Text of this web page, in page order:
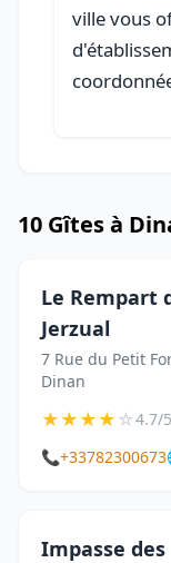
ville vous
10 Gîtes à
Le Rempart
Jerzual
7 Rue du Petit
Dinan
★★★★☆4.7/5
📞+33782300673
Impasse des